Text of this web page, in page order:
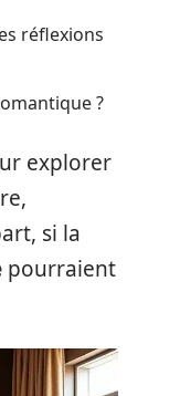
réflexions
?
explorer
si la
pourraient